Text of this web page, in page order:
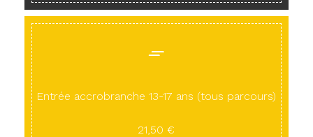
Entrée accrobranche 13-17 ans (tous parcours)
21,50 €